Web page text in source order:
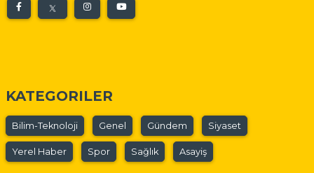
KATEGORILER
Bilim-Teknoloji Genel Gündem Siyaset
Yerel Haber Spor Sağlık Asayiş